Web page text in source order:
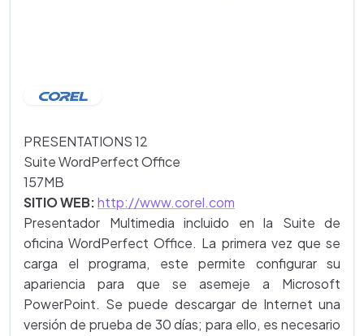
PRESENTATIONS 12
Suite WordPerfect Office
157MB
SITIO WEB:http://www.corel.com
Presentador Multimedia incluido en la Suite de
oficina WordPerfect Office. La primera vez que se
carga el programa, este permite configurar su
apariencia para que se asemeje a Microsoft
PowerPoint. Se puede descargar de Internet una
versión de prueba de 30 días; para ello, es necesario